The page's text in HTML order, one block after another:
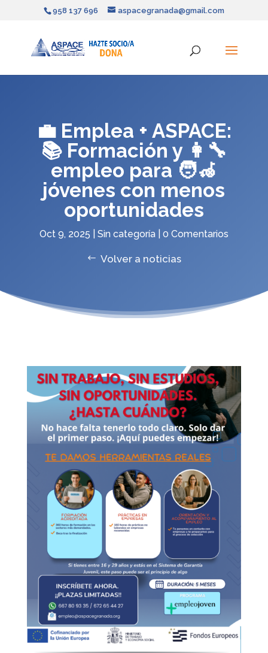
958 137 696 aspacegranada@gmail.com
💼 Emplea + ASPACE:
📚 Formación y 👩‍🔧
empleo para 🧑‍🦽
jóvenes con menos
oportunidades
Oct 9, 2025 Sin categoría| 0 Comentarios
Volver a noticias